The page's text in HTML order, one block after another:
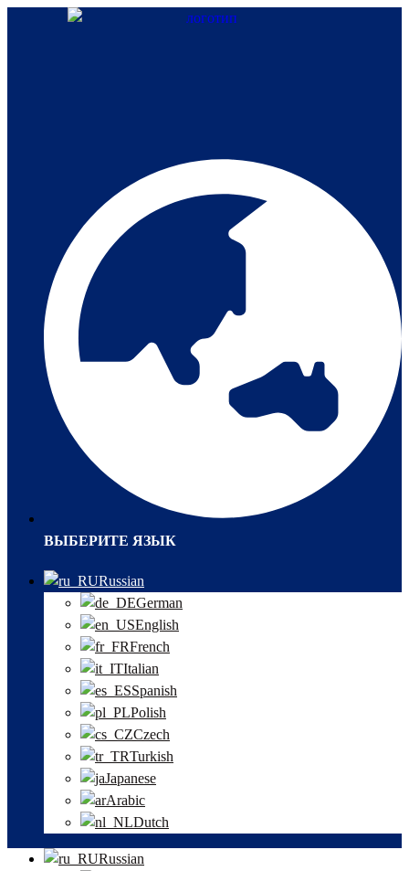
ВЫБЕРИТЕ ЯЗЫК
Russian
German
English
French
Italian
Spanish
Polish
Czech
Turkish
Japanese
Arabic
Dutch
Russian